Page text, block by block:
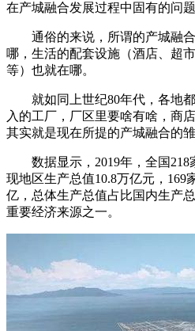
在产城融合发展过程中固有的问
通俗的来说，所谓的产城融合
哪，生活的配套设施（酒店、超
等）也就在哪。
就如同上世纪80年代，各地都
入的工厂，厂区里要啥有啥，
其实就是现在所提的产城融合的雏
数据显示，2019年，全国218
现地区生产总值10.8万亿元，169
亿，总体生产总值占比国内生产
重要经济来源之一。